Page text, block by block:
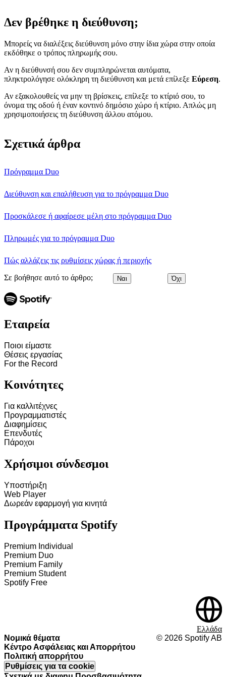
Δεν βρέθηκε η διεύθυνση;
Μπορείς να διαλέξεις διεύθυνση μόνο στην ίδια χώρα στην οποία
εκδόθηκε ο τρόπος πληρωμής σου.
Αν η διεύθυνσή σου δεν συμπληρώνεται αυτόματα,
πληκτρολόγησε ολόκληρη τη διεύθυνση και μετά επίλεξε Εύρεση.
Αν εξακολουθείς να μην τη βρίσκεις, επίλεξε το κτίριό σου, το
όνομα της οδού ή έναν κοντινό δημόσιο χώρο ή κτίριο. Απλώς μη
χρησιμοποιήσεις τη διεύθυνση άλλου ατόμου.
Σχετικά άρθρα
Πρόγραμμα Duo
Διεύθυνση και επαλήθευση για το πρόγραμμα Duo
Προσκάλεσε ή αφαίρεσε μέλη στο πρόγραμμα Duo
Πληρωμές για το πρόγραμμα Duo
Πώς αλλάζεις τις ρυθμίσεις χώρας ή περιοχής
Σε βοήθησε αυτό το άρθρο; Ναι Όχι
Εταιρεία
Ποιοι είμαστε
Θέσεις εργασίας
For the Record
Κοινότητες
Για καλλιτέχνες
Προγραμματιστές
Διαφημίσεις
Επενδυτές
Πάροχοι
Χρήσιμοι σύνδεσμοι
Υποστήριξη
Web Player
Δωρεάν εφαρμογή για κινητά
Προγράμματα Spotify
Premium Individual
Premium Duo
Premium Family
Premium Student
Spotify Free
Νομικά θέματα
Κέντρο Ασφάλειας και Απορρήτου
Πολιτική απορρήτου
Ρυθμίσεις για τα cookie
© 2026 Spotify AB
Ελλάδα